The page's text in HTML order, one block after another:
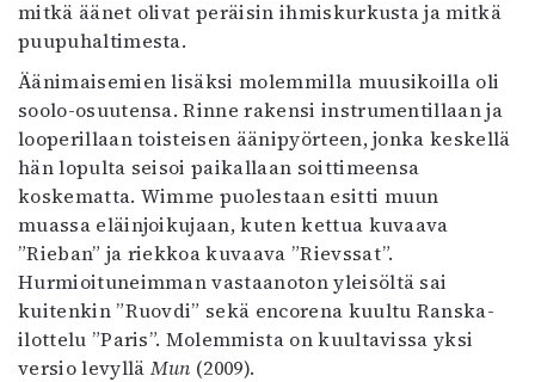
mitkä äänet olivat peräisin ihmiskurkusta ja mitkä
puupuhaltimesta.
Äänimaisemien lisäksi molemmilla muusikoilla oli
soolo-osuutensa. Rinne rakensi instrumentillaan ja
looperillaan toisteisen äänipyörteen, jonka keskellä
hän lopulta seisoi paikallaan soittimeensa
koskematta. Wimme puolestaan esitti muun
muassa eläinjoikujaan, kuten kettua kuvaava
”Rieban” ja riekkoa kuvaava ”Rievssat”.
Hurmioituneimman vastaanoton yleisöltä sai
kuitenkin ”Ruovdi” sekä encorena kuultu Ranska-
ilottelu ”Paris”. Molemmista on kuultavissa yksi
versio levyllä Mun (2009).